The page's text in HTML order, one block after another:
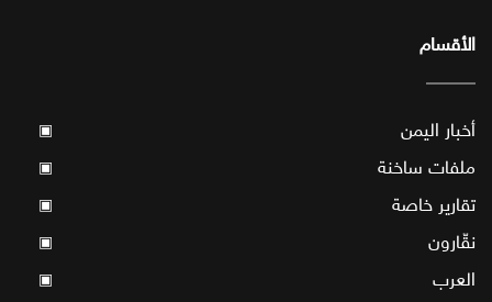
الأقسام
أخبار اليمن ▣
ملفات ساخنة ▣
تقارير خاصة ▣
نقّارون ▣
العرب ▣